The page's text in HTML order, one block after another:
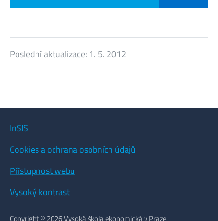
Poslední aktualizace: 1. 5. 2012
InSIS
Cookies a ochrana osobních údajů
Přístupnost webu
Vysoký kontrast
Copyright © 2026 Vysoká škola ekonomická v Praze